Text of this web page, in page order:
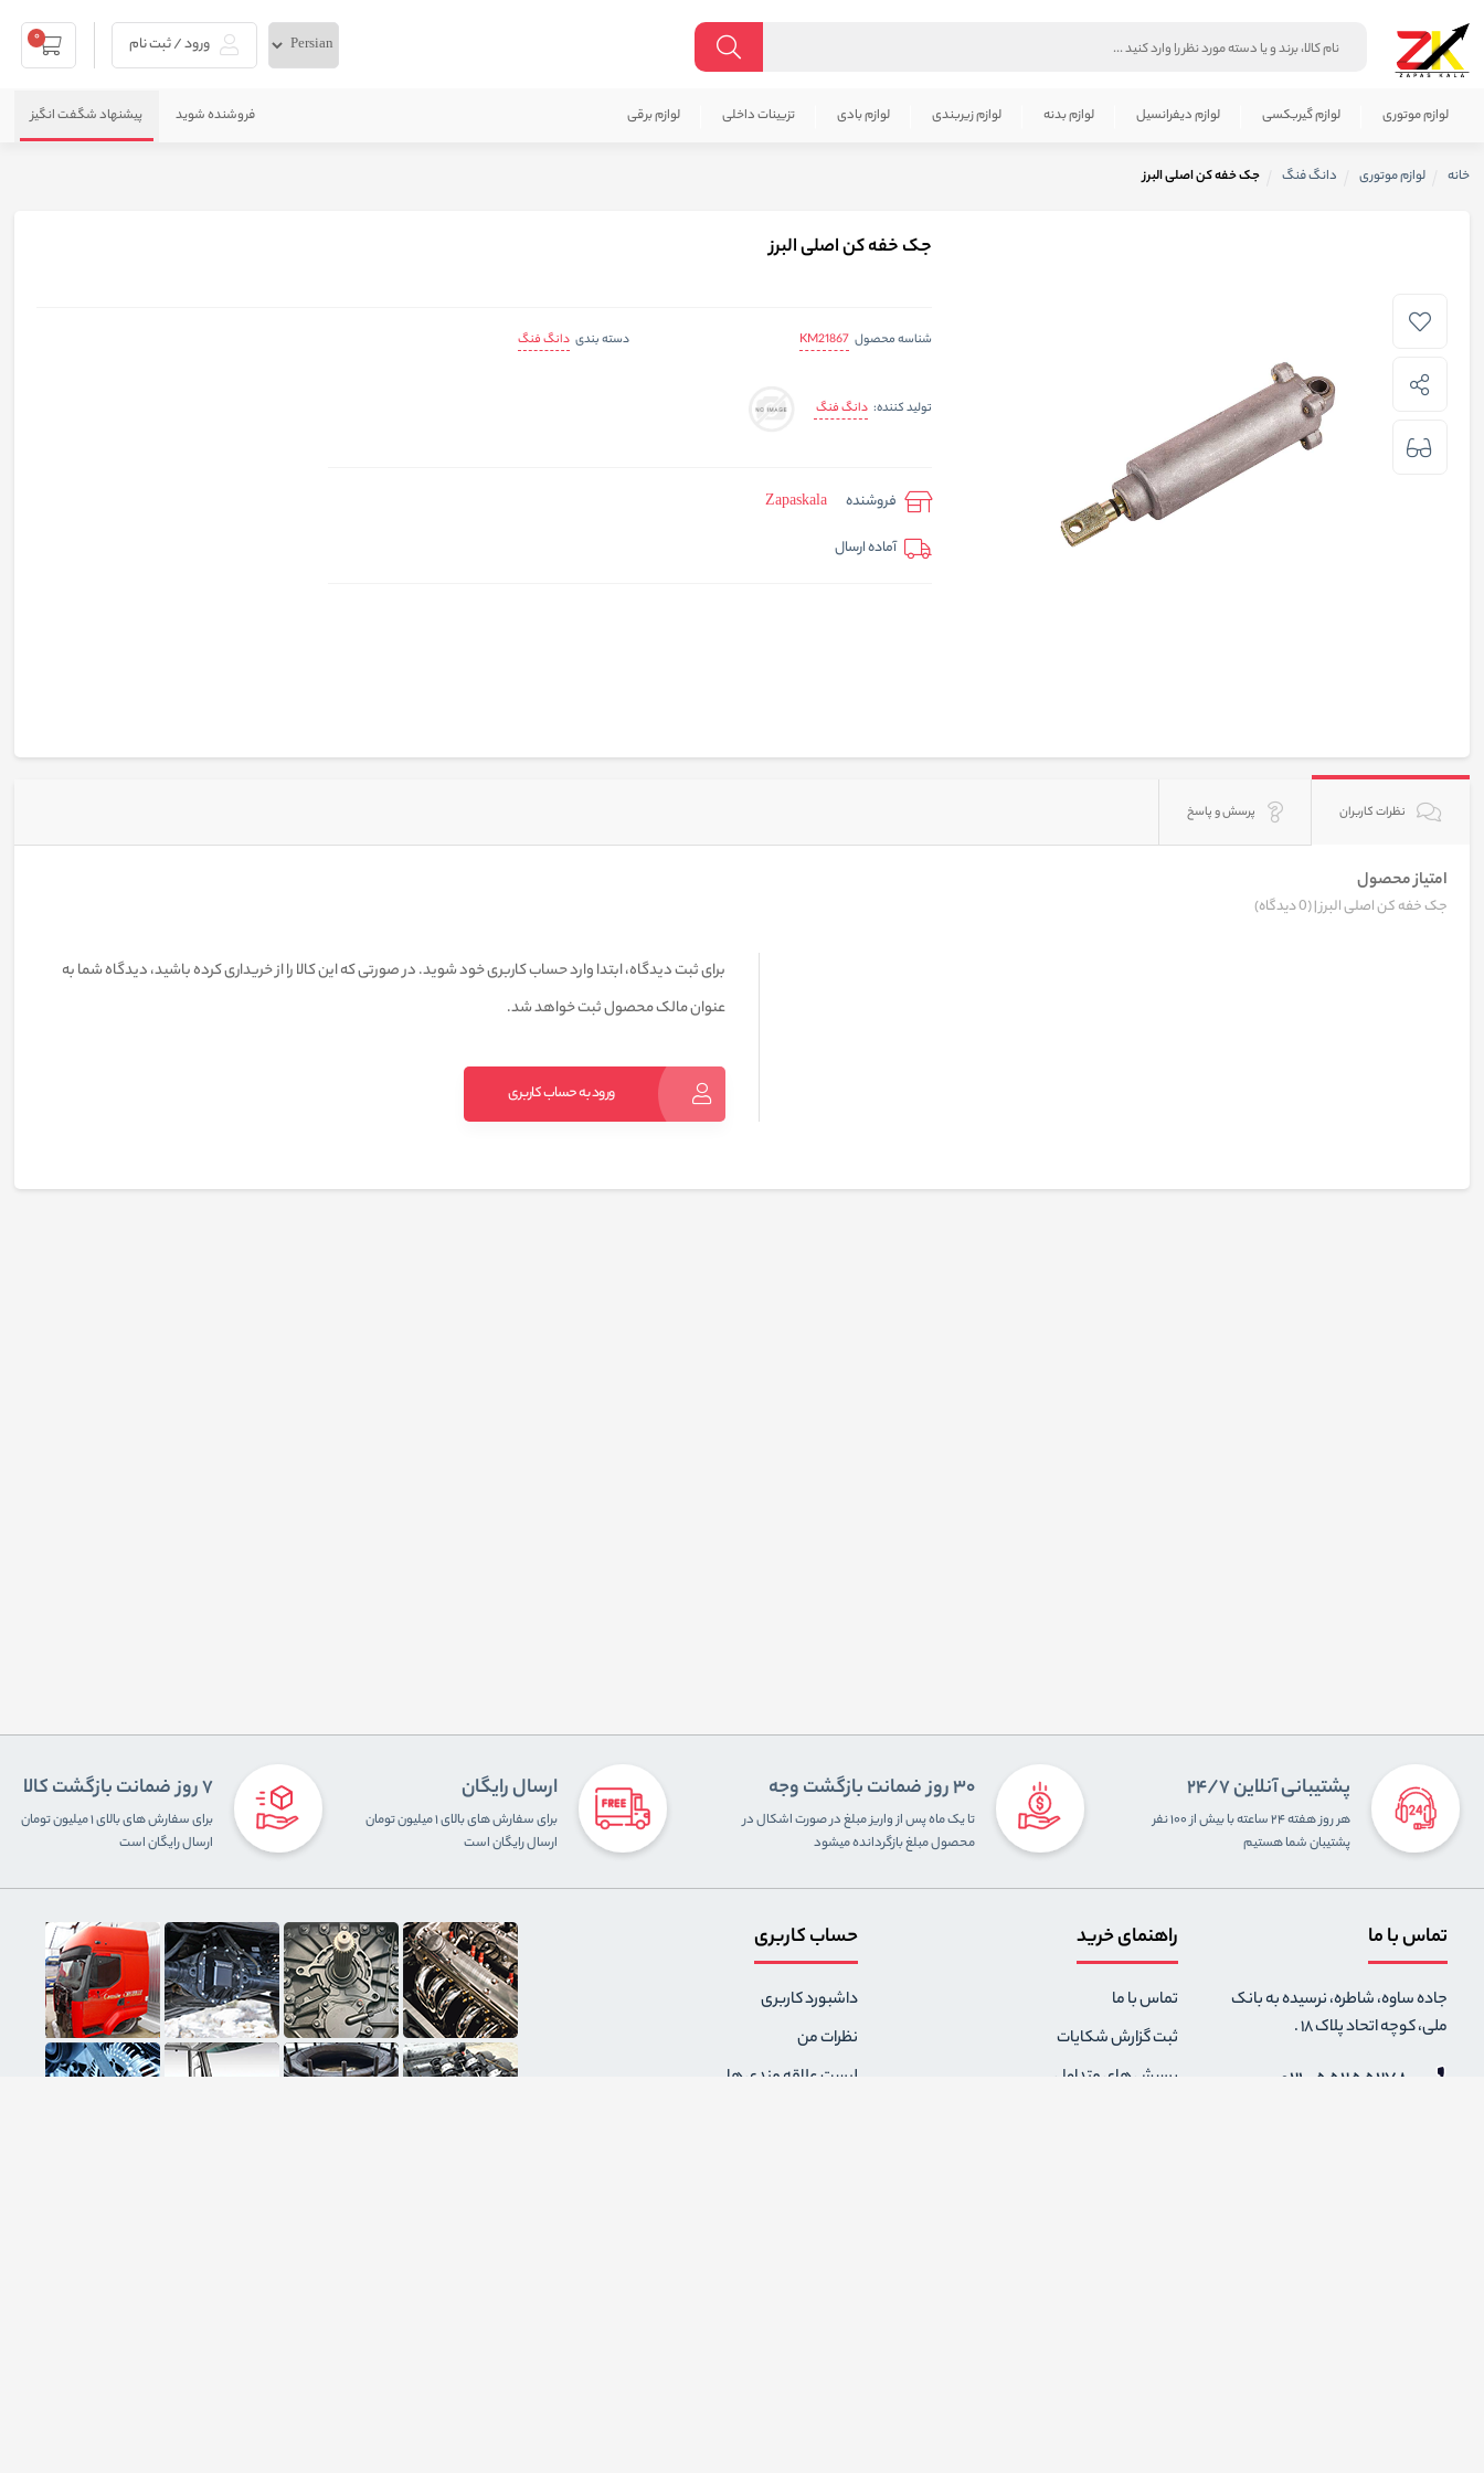
ورود / ثبت نام 0
لوازم موتوری لوازم گیربکسی لوازم دیفرانسیل لوازم بدنه لوازم زیربندی لوازم بادی تزیینات داخلی لوازم برقی فروشنده شوید پیشنهاد شگفت انگیز
خانه لوازم موتوری دانگ فنگ جک خفه کن اصلی البرز
جک خفه کن اصلی البرز
شناسه محصول KM21867 دسته بندی دانگ فنگ
تولید کننده: دانگ فنگ
فروشنده
Zapaskala
آماده ارسال
نظرات کاربران پرسش و پاسخ
امتیاز محصول
جک خفه کن اصلی البرز |(0 دیدگاه)
برای ثبت دیدگاه، ابتدا وارد حساب کاربری خود شوید. در صورتی که این کالا را از خریداری کرده باشید، دیدگاه شما به
عنوان مالک محصول ثبت خواهد شد.
ورود به حساب کاربری
پشتیبانی آنلاین 24/7
هر روز هفته ۲۴ ساعته با بیش از ۱۰۰ نفر
پشتیبان شما هستیم
30 روز ضمانت بازگشت وجه
تا یک ماه پس از واریز مبلغ در صورت اشکال در
محصول مبلغ بازگردانده میشود
ارسال رایگان
برای سفارش های بالای ۱ میلیون تومان
ارسال رایگان است
7 روز ضمانت بازگشت کالا
برای سفارش های بالای ۱ میلیون تومان
ارسال رایگان است
تماس با ما
جاده ساوه، شاطره، نرسیده به بانک
ملی، کوچه اتحاد پلاک 18 .
021-55255278
راهنمای خرید
تماس با ما
ثبت گزارش شکایات
پرسش های متداول
حساب کاربری
داشبورد کاربری
نظرات من
لیست علاقه مندی ها